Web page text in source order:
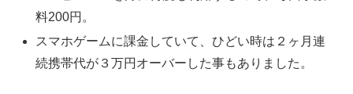
料200円。
スマホゲームに課金していて、ひどい時は２ヶ月連
続携帯代が３万円オーバーした事もありました。